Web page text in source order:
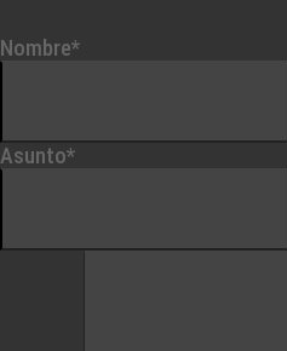
Nombre*
Asunto*